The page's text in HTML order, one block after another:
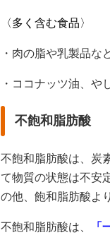
〈多く含む食品〉
・肉の脂や乳製品な
・ココナッツ油、
不飽和脂肪酸
不飽和脂肪酸は、炭
て物質の状態は不安
の他、飽和脂肪酸よ
不飽和脂肪酸は、 「